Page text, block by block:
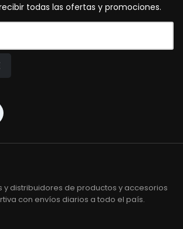
todas las ofertas y promociones.
y distribuidores de productos y accesorios
con envíos diarios a todo el país.